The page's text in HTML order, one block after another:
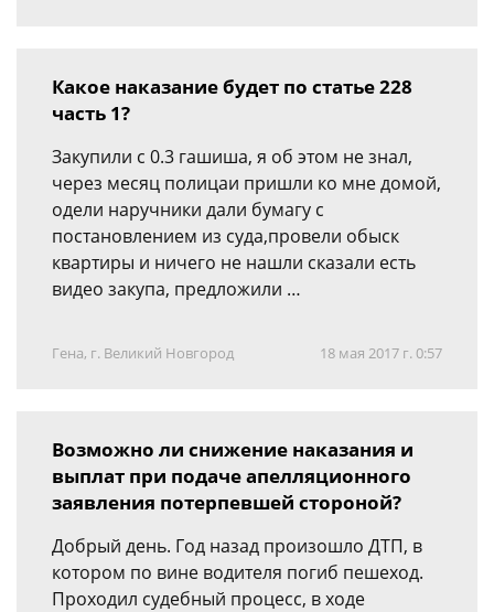
Какое наказание будет по статье 228
часть 1?
Закупили с 0.3 гашиша, я об этом не знал,
через месяц полицаи пришли ко мне домой,
одели наручники дали бумагу с
постановлением из суда,провели обыск
квартиры и ничего не нашли сказали есть
видео закупа, предложили …
Гена, г. Великий Новгород 18 мая 2017 г. 0:57
Возможно ли снижение наказания и
выплат при подаче апелляционного
заявления потерпевшей стороной?
Добрый день. Год назад произошло ДТП, в
котором по вине водителя погиб пешеход.
Проходил судебный процесс, в ходе